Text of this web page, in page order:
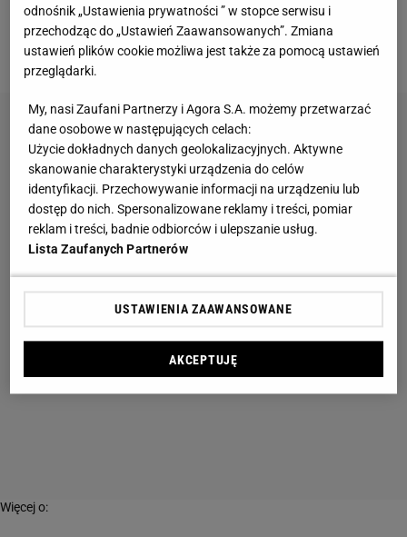
Przenośne klimatyzatory i wentylatory najlepsze
na upały. Są tanie i ciche, dobre do sypialni
Więcej o:
odnośnik „Ustawienia prywatności ” w stopce serwisu i
przechodząc do „Ustawień Zaawansowanych”. Zmiana
ustawień plików cookie możliwa jest także za pomocą ustawień
przeglądarki.
My, nasi Zaufani Partnerzy i Agora S.A. możemy przetwarzać
dane osobowe w następujących celach:
Użycie dokładnych danych geolokalizacyjnych. Aktywne
skanowanie charakterystyki urządzenia do celów
identyfikacji. Przechowywanie informacji na urządzeniu lub
dostęp do nich. Spersonalizowane reklamy i treści, pomiar
reklam i treści, badnie odbiorców i ulepszanie usług.
Lista Zaufanych Partnerów
USTAWIENIA ZAAWANSOWANE
AKCEPTUJĘ